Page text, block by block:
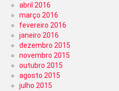
abril 2016
março 2016
fevereiro 2016
janeiro 2016
dezembro 2015
novembro 2015
outubro 2015
agosto 2015
julho 2015